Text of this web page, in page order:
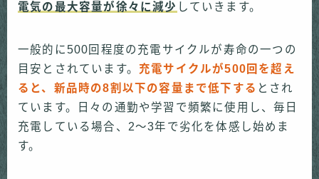
電気の最大容量が徐々に減少 していきます。
一般的に500回程度の充電サイクルが寿命の一つの
目安とされています。 充電サイクルが500回を超え
ると、新品時の8割以下の容量まで低下する とされ
ています。日々の通勤や学習で頻繁に使用し、毎日
充電している場合、2〜3年で劣化を体感し始めま
す。